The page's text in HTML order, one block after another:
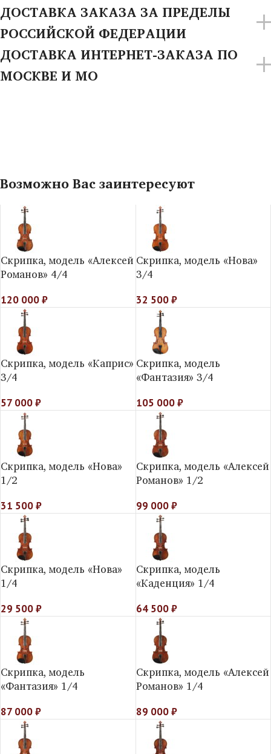
ДОСТАВКА ЗАКАЗА ЗА ПРЕДЕЛЫ
РОССИЙСКОЙ ФЕДЕРАЦИИ
ДОСТАВКА ИНТЕРНЕТ-ЗАКАЗА ПО
МОСКВЕ И МО
Возможно Вас заинтересуют
Скрипка, модель «Алексей
Романов» 4/4
120 000₽
Скрипка, модель «Нова»
3/4
32 500₽
Скрипка, модель «Каприс»
3/4
57 000₽
Скрипка, модель
«Фантазия» 3/4
105 000₽
Скрипка, модель «Нова»
1/2
31 500₽
Скрипка, модель «Алексей
Романов» 1/2
99 000₽
Скрипка, модель «Нова»
1/4
29 500₽
Скрипка, модель
«Каденция» 1/4
64 500₽
Скрипка, модель
«Фантазия» 1/4
87 000₽
Скрипка, модель «Алексей
Романов» 1/4
89 000₽